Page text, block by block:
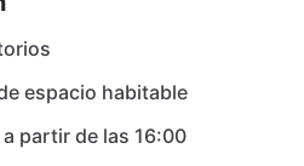
puede ser utilizado por
aquí se puede explorar
que al aeropuerto de Pula.
espacio habitable
a partir de las 16:00